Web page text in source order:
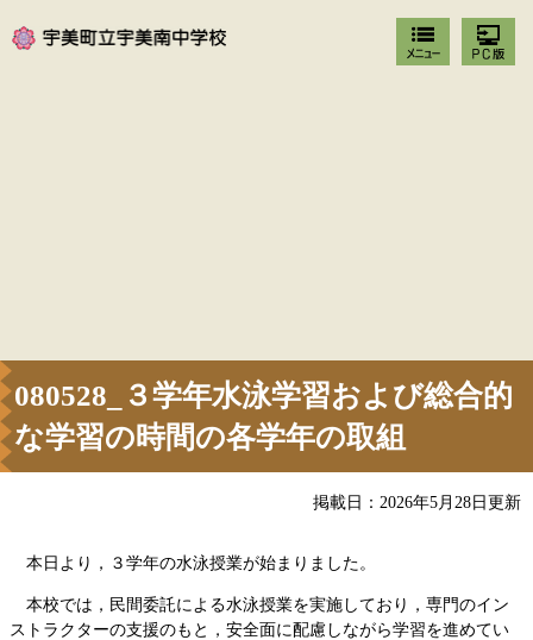
080528_３学年水泳学習および総合的
な学習の時間の各学年の取組
掲載日：2026年5月28日更新
本日より，３学年の水泳授業が始まりました。
本校では，民間委託による水泳授業を実施しており，専門のイン
ストラクターの支援のもと，安全面に配慮しながら学習を進めてい